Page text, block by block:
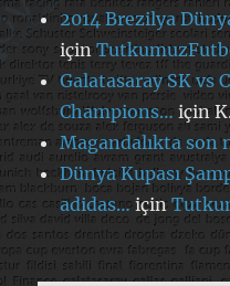
2014 Brezilya
için
Galatasaray SK vs
Champions… için
Magandalıkta son
Dünya Kupası
adidas… için